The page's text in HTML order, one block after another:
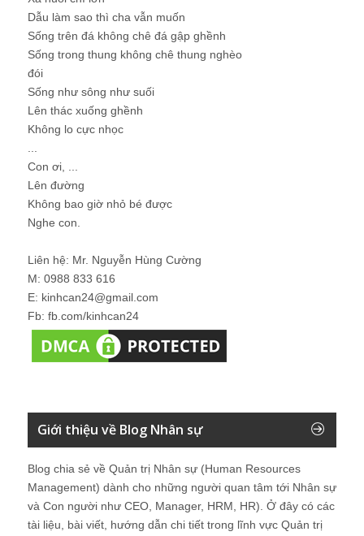
Dẫu làm sao thì cha vẫn muốn
Sống trên đá không chê đá gập ghềnh
Sống trong thung không chê thung nghèo
đói
Sống như sông như suối
Lên thác xuống ghềnh
Không lo cực nhọc
...
Con ơi, ...
Lên đường
Không bao giờ nhỏ bé được
Nghe con.
Liên hệ: Mr. Nguyễn Hùng Cường
M: 0988 833 616
E: kinhcan24@gmail.com
Fb: fb.com/kinhcan24
Giới thiệu về Blog Nhân sự
Blog chia sẻ về Quản trị Nhân sự (Human Resources
Management) dành cho những người quan tâm tới Nhân sự
và Con người như CEO, Manager, HRM, HR). Ở đây có các
tài liệu, bài viết, hướng dẫn chi tiết trong lĩnh vực Quản trị